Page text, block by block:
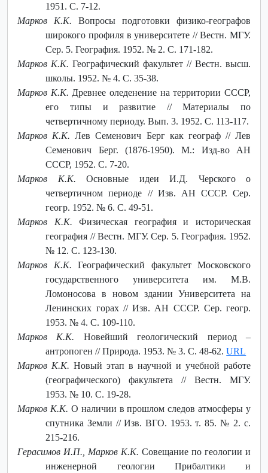
1951. С. 7-12.
Марков К.К. Вопросы подготовки физико-географов
широкого профиля в университете // Вестн. МГУ.
Сер. 5. География. 1952. № 2. С. 171-182.
Марков К.К. Географический факультет // Вестн. высш.
школы. 1952. № 4. С. 35-38.
Марков К.К. Древнее оледенение на территории СССР,
его типы и развитие // Материалы по
четвертичному периоду. Вып. 3. 1952. С. 113-117.
Марков К.К.Лев Семенович Берг как географ // Лев
Семенович Берг. (1876-1950). М.: Изд-во АН
СССР, 1952. С. 7-20.
Марков К.К. Основные идеи И.Д. Черского о
четвертичном периоде // Изв. АН СССР. Сер.
геогр. 1952. № 6. С. 49-51.
Марков К.К. Физическая география и историческая
география // Вестн. МГУ. Сер. 5. География. 1952.
№ 12. С. 123-130.
Марков К.К. Географический факультет Московского
государственного университета им. М.В.
Ломоносова в новом здании Университета на
Ленинских горах // Изв. АН СССР. Сер. геогр.
1953. № 4. С. 109-110.
Марков К.К. Новейший геологический период –
антропоген // Природа. 1953. № 3. С. 48-62.URL
Марков К.К. Новый этап в научной и учебной работе
(географического) факультета // Вестн. МГУ.
1953. № 10. С. 19-28.
Марков К.К. О наличии в прошлом следов атмосферы у
спутника Земли // Изв. ВГО. 1953. т. 85. № 2. с.
215-216.
Герасимов И.П., Марков К.К. Совещание по геологии и
инженерной геологии Прибалтики и